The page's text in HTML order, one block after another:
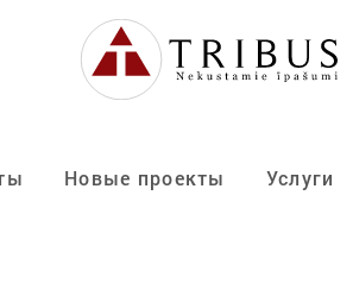
Новые проекты Услуги